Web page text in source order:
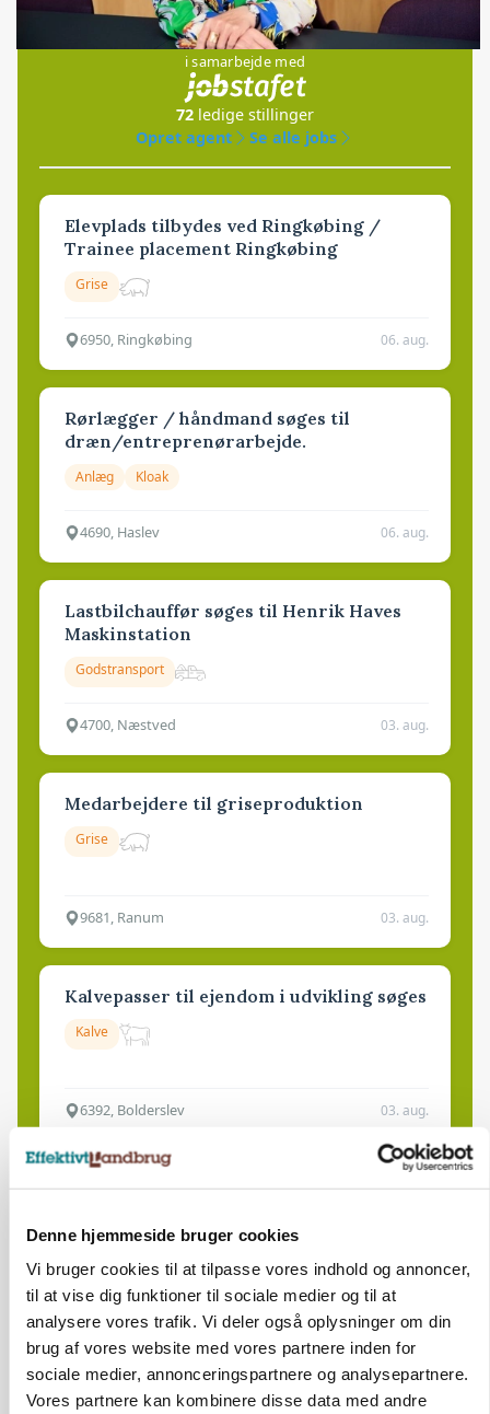
Denne hjemmeside bruger cookies
Vi bruger cookies til at tilpasse vores indhold og annoncer,
til at vise dig funktioner til sociale medier og til at
analysere vores trafik. Vi deler også oplysninger om din
brug af vores website med vores partnere inden for
sociale medier, annonceringspartnere og analysepartnere.
Vores partnere kan kombinere disse data med andre
Jobs
i samarbejde med
72 ledige stillinger
Opret agent
Se alle jobs
Elevplads tilbydes ved Ringkøbing /
Trainee placement Ringkøbing
Grise
6950, Ringkøbing 06. aug.
Rørlægger / håndmand søges til
dræn/entreprenørarbejde.
Anlæg Kloak
4690, Haslev 06. aug.
Lastbilchauffør søges til Henrik Haves
Maskinstation
Godstransport
4700, Næstved 03. aug.
Medarbejdere til griseproduktion
Grise
9681, Ranum 03. aug.
Kalvepasser til ejendom i udvikling søges
Kalve
6392, Bolderslev 03. aug.
Leder til klimastald
Klimastald
9670, Løgstør 03. aug.